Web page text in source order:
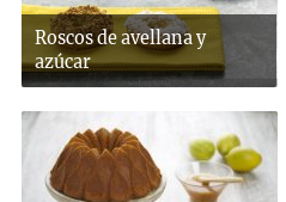
Roscos de avellana y
azúcar